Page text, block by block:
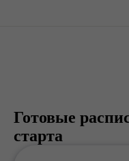
Готовые
старта